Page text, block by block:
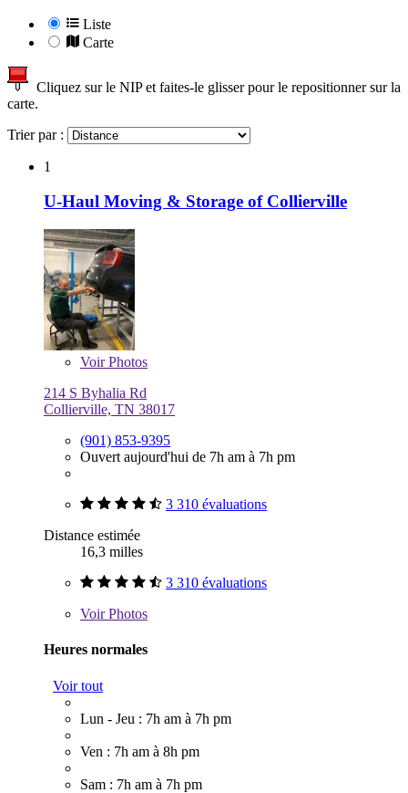
Liste
Carte
Cliquez sur le NIP et faites-le glisser pour le repositionner sur la
carte.
Trier par :
1
U-Haul Moving & Storage of Collierville
VoirPhotos
214 S Byhalia Rd
Collierville, TN 38017
(901) 853-9395
Ouvert aujourd'hui de 7h am à 7h pm
3 310 évaluations
Distance estimée
16,3 milles
3 310 évaluations
VoirPhotos
Heures normales
Voir tout
Lun - Jeu : 7h am à 7h pm
Ven : 7h am à 8h pm
Sam : 7h am à 7h pm